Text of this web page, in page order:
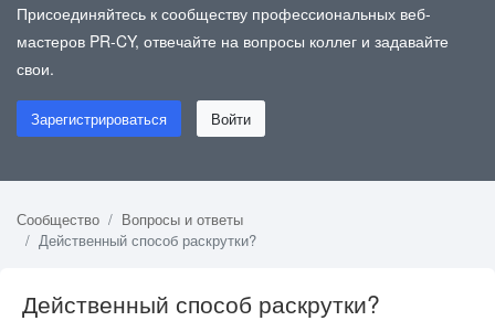
Присоединяйтесь к сообществу профессиональных веб-
мастеров PR-CY, отвечайте на вопросы коллег и задавайте
свои.
Зарегистрироваться Войти
Сообщество
Вопросы и ответы
Действенный способ раскрутки?
Действенный способ раскрутки?